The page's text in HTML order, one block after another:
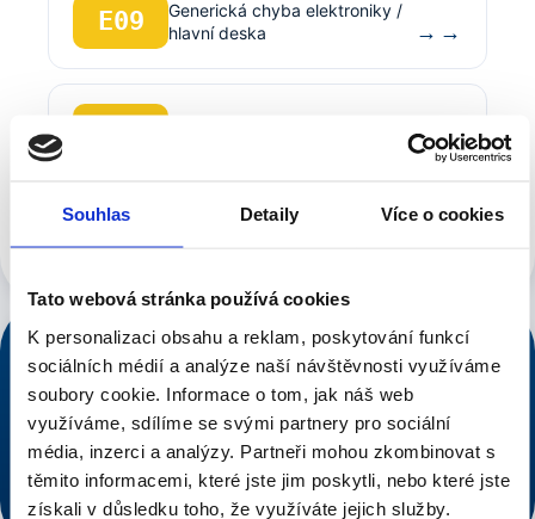
Souhlas Detaily Více o cookies
Tato webová stránka používá cookies
K personalizaci obsahu a reklam, poskytování funkcí
sociálních médií a analýze naší návštěvnosti využíváme
soubory cookie. Informace o tom, jak náš web
využíváme, sdílíme se svými partnery pro sociální
média, inzerci a analýzy. Partneři mohou zkombinovat s
těmito informacemi, které jste jim poskytli, nebo které jste
získali v důsledku toho, že využíváte jejich služby.
E09
Generická chyba elektroniky /
hlavní deska
→
→
NONSTOP DISPEČINK
776 546 633
Voláte řemeslníkovi, ne call centru.
Rychlý dojezd po Praze Cena řečena předem
Voláte řemeslníkovi, ne call centru